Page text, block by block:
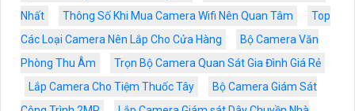
Nhất
Thông Số Khi Mua Camera Wifi Nên Quan Tâm
Top
Các Loại Camera Nên Lắp Cho Cửa Hàng
Bộ Camera Văn
Phòng Thu Âm
Trọn Bộ Camera Quan Sát Gia Đình Giá Rẻ
Lắp Camera Cho Tiệm Thuốc Tây
Bộ Camera Giám Sát